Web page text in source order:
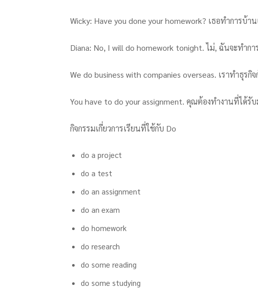
Wicky: Have you done your homework? เธอทำการบ้าน
Diana: No, I will do homework tonight. ไม่, ฉันจะทำก
We do business with companies overseas. เราทำธุร
You have to do your assignment. คุณต้องทำงานที่ได้รั
กิจกรรมเกี่ยวการเรียนที่ใช้กับ Do
do a project
do a test
do an assignment
do an exam
do homework
do research
do some reading
do some studying